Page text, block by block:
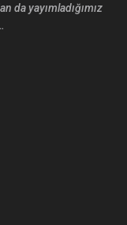
da yayımladığımız